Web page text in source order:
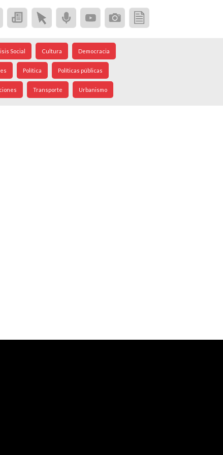
Social Cultura Democracia
Política Políticas públicas
Transporte Urbanismo